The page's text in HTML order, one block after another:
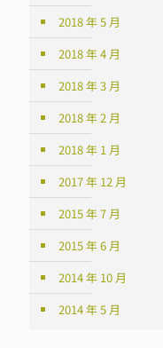
2018 年 5 月
2018 年 4 月
2018 年 3 月
2018 年 2 月
2018 年 1 月
2017 年 12 月
2015 年 7 月
2015 年 6 月
2014 年 10 月
2014 年 5 月